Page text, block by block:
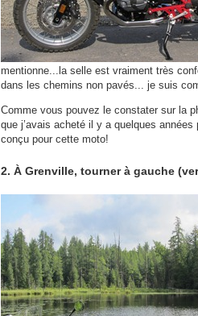
mentionne...la selle est vraiment très
dans les chemins non pavés... je suis
Comme vous pouvez le constater sur la
que j’avais acheté il y a quelques
conçu pour cette moto!
2. À Grenville, tourner à gauche